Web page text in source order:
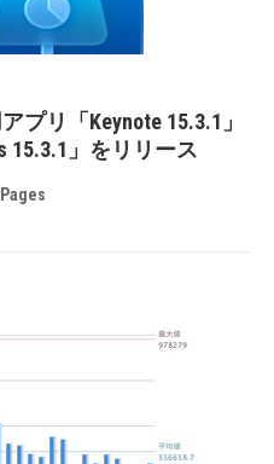
プリ「Keynote 15.3.1」
15.3.1」をリリース